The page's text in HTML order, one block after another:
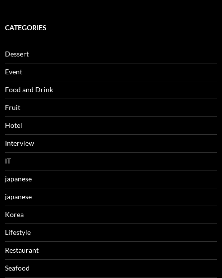
CATEGORIES
Dessert
Event
Food and Drink
Fruit
Hotel
Interview
IT
japanese
japanese
Korea
Lifestyle
Restaurant
Seafood